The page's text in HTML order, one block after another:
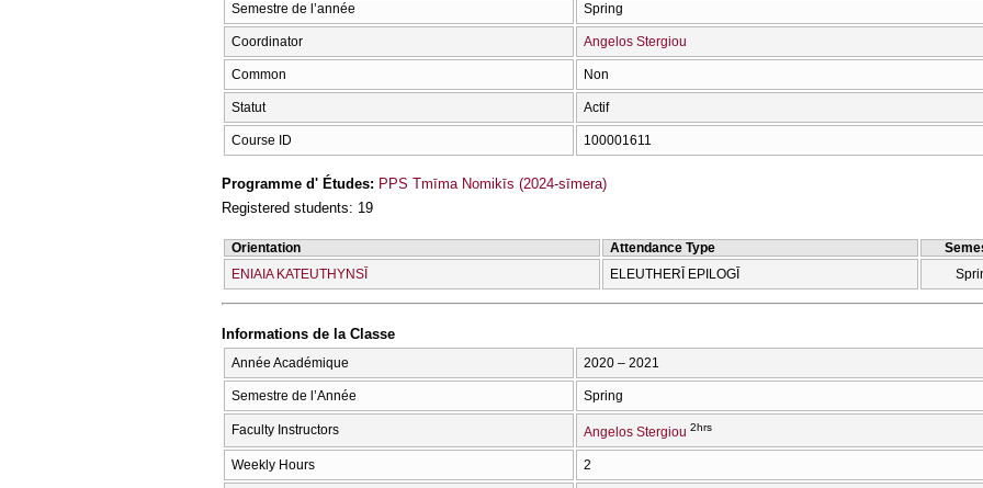
Semestre de l’année Spring
Coordinator Angelos Stergiou
Common Non
Statut Actif
Course ID 100001611
Programme d' Études: PPS Tmīma Nomikīs (2024-sīmera)
Registered students: 19
Orientation Attendance Type
ENIAIA KATEUTHYNSĪ
ELEUTHERĪ EPILOGĪ
Informations de la Classe
Année Académique 2020 – 2021
Semestre de l’Année Spring
Faculty Instructors Angelos Stergiou 2hrs
Weekly Hours 2